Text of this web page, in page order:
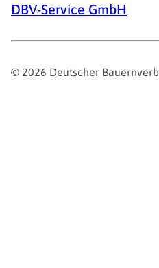
DBV-Service GmbH
© 2026 Deutscher